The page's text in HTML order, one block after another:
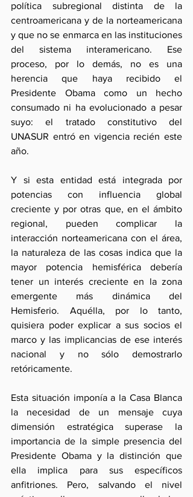
política subregional distinta de la
centroamericana y de la norteamericana
y que no se enmarca en las instituciones
del sistema interamericano. Ese
proceso, por lo demás, no es una
herencia que haya recibido el
Presidente Obama como un hecho
consumado ni ha evolucionado a pesar
suyo: el tratado constitutivo del
UNASUR entró en vigencia recién este
año.
Y si esta entidad está integrada por
potencias con influencia global
creciente y por otras que, en el ámbito
regional, pueden complicar la
interacción norteamericana con el área,
la naturaleza de las cosas indica que la
mayor potencia hemisférica debería
tener un interés creciente en la zona
emergente más dinámica del
Hemisferio. Aquélla, por lo tanto,
quisiera poder explicar a sus socios el
marco y las implicancias de ese interés
nacional y no sólo demostrarlo
retóricamente.
Esta situación imponía a la Casa Blanca
la necesidad de un mensaje cuya
dimensión estratégica superase la
importancia de la simple presencia del
Presidente Obama y la distinción que
ella implica para sus específicos
anfitriones. Pero, salvando el nivel